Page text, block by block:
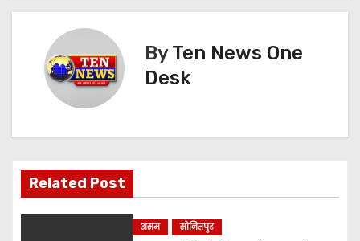
t
g
a
ByTen News One
Desk
Related Post
असम सोनितपुर